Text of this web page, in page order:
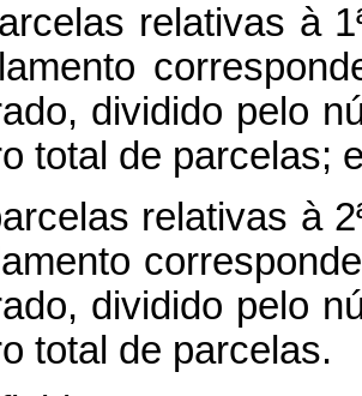
relativas à
dividido pelo
total de parcelas;
relativas à
dividido pelo
total de parcelas.